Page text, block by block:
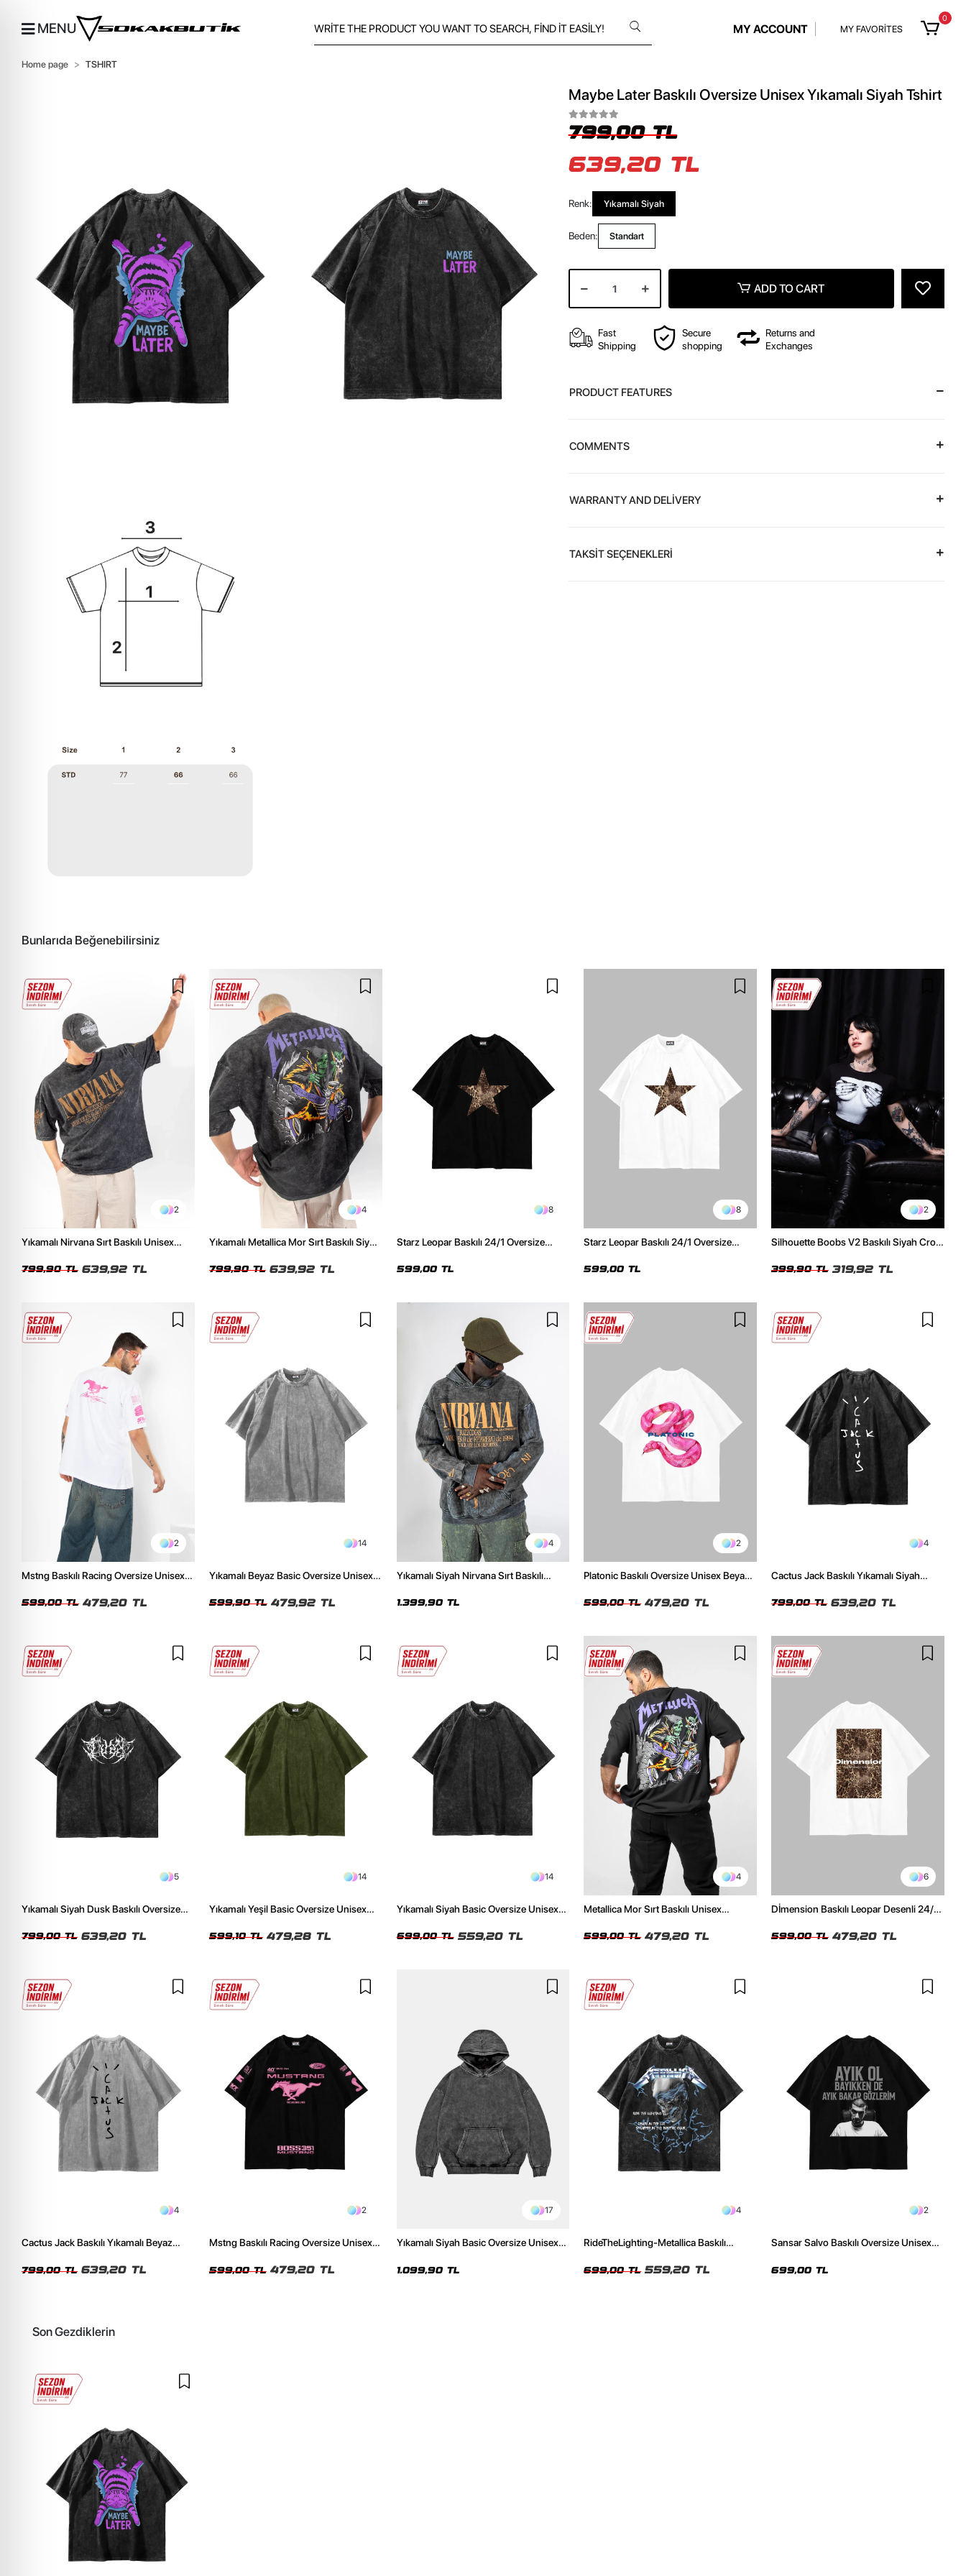
MENU MY ACCOUNT MY FAVORİTES
0
Home page TSHIRT
Maybe Later Baskılı Oversize Unisex Yıkamalı Siyah Tshirt
799,00 TL
639,20 TL
Renk: Yıkamalı Siyah
Beden: Standart
ADD TO CART
Fast
Shipping
Secure
shopping
Returns and
Exchanges
PRODUCT FEATURES
COMMENTS
WARRANTY AND DELİVERY
TAKSİT SEÇENEKLERİ
Bunlarıda Beğenebilirsiniz
2
Yıkamalı Nirvana Sırt Baskılı Unisex
799,90 TL 639,92 TL
4
Yıkamalı Metallica Mor Sırt Baskılı Siyah
799,90 TL 639,92 TL
8
Starz Leopar Baskılı 24/1 Oversize
599,00 TL
8
Starz Leopar Baskılı 24/1 Oversize
599,00 TL
2
Silhouette Boobs V2 Baskılı Siyah Crop
399,90 TL 319,92 TL
2
Mstng Baskılı Racing Oversize Unisex
599,00 TL 479,20 TL
14
Yıkamalı Beyaz Basic Oversize Unisex
599,90 TL 479,92 TL
4
Yıkamalı Siyah Nirvana Sırt Baskılı
1.399,90 TL
2
Platonic Baskılı Oversize Unisex Beyaz
599,00 TL 479,20 TL
4
Cactus Jack Baskılı Yıkamalı Siyah
799,00 TL 639,20 TL
5
Yıkamalı Siyah Dusk Baskılı Oversize
799,00 TL 639,20 TL
14
Yıkamalı Yeşil Basic Oversize Unisex
599,10 TL 479,28 TL
14
Yıkamalı Siyah Basic Oversize Unisex
699,00 TL 559,20 TL
4
Metallica Mor Sırt Baskılı Unisex
599,00 TL 479,20 TL
6
Dİmension Baskılı Leopar Desenli 24/1
599,00 TL 479,20 TL
4
Cactus Jack Baskılı Yıkamalı Beyaz
799,00 TL 639,20 TL
2
Mstng Baskılı Racing Oversize Unisex
599,00 TL 479,20 TL
17
Yıkamalı Siyah Basic Oversize Unisex
1.099,90 TL
4
RideTheLighting-Metallica Baskılı
699,00 TL 559,20 TL
2
Sansar Salvo Baskılı Oversize Unisex
699,00 TL
Son Gezdiklerin